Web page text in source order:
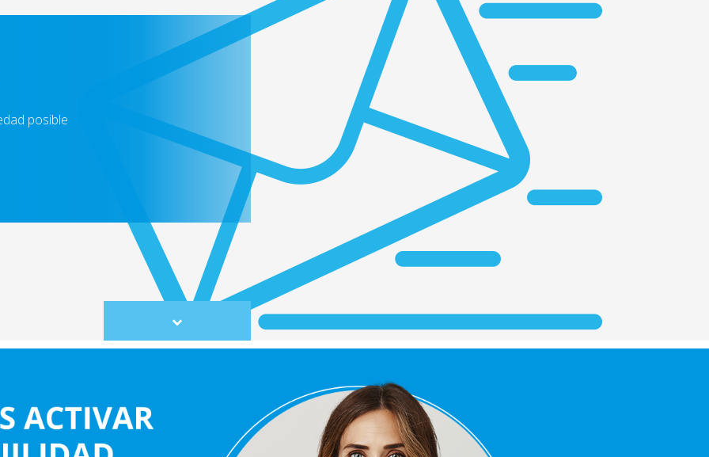
posible
Scroll
to